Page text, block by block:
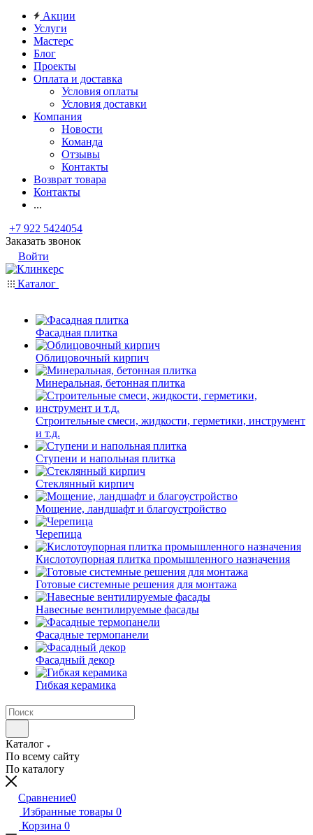
Акции
Услуги
Мастерс
Блог
Проекты
Оплата и доставка
Условия оплаты
Условия доставки
Компания
Новости
Команда
Отзывы
Контакты
Возврат товара
Контакты
...
+7 922 5424054
Заказать звонок
Войти
Каталог
Фасадная плитка
Облицовочный кирпич
Минеральная, бетонная плитка
Строительные смеси, жидкости, герметики, инструмент
и т.д.
Ступени и напольная плитка
Cтеклянный кирпич
Мощение, ландшафт и благоустройство
Черепица
Кислотоупорная плитка промышленного назначения
Готовые системные решения для монтажа
Навесные вентилируемые фасады
Фасадные термопанели
Фасадный декор
Гибкая керамика
Каталог
По всему сайту
По каталогу
Сравнение0
Избранные товары 0
Корзина 0